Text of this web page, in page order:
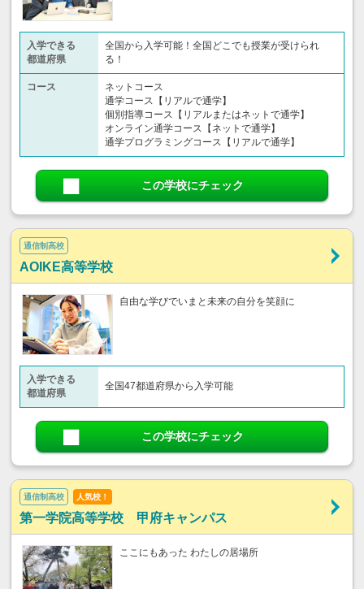
入学できる
都道府県
全国から入学可能！全国どこでも授業が受けられ
る！
コース
ネットコース
通学コース【リアルで通学】
個別指導コース【リアルまたはネットで通学】
オンライン通学コース【ネットで通学】
通学プログラミングコース【リアルで通学】
この学校にチェック
通信制高校
AOIKE高等学校
自由な学びでいまと未来の自分を笑顔に
入学できる
都道府県
全国47都道府県から入学可能
この学校にチェック
通信制高校 人気校！
第一学院高等学校 甲府キャンパス
ここにもあった わたしの居場所